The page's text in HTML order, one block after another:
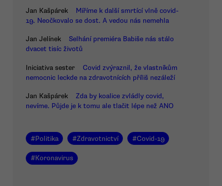
Jan Kašpárek
Míříme k další smrtící vlně covid-
19. Neočkovalo se dost. A vedou nás nemehla
Jan Jelínek
Selhání premiéra Babiše nás stálo
dvacet tisíc životů
Iniciativa sester
Covid zvýraznil, že vlastníkům
nemocnic leckde na zdravotnících příliš nezáleží
Jan Kašpárek
Zda by koalice zvládly covid,
nevíme. Půjde je k tomu ale tlačit lépe než ANO
#Politika #Zdravotnictví #Covid-19
#Koronavirus